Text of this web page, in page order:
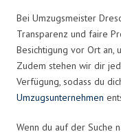
Bei Umzugsmeister
Transparenz und faire
Besichtigung vor Ort an,
Zudem stehen wir dir
Verfügung, sodass du
Umzugsunternehmen
Wenn du auf der Suche